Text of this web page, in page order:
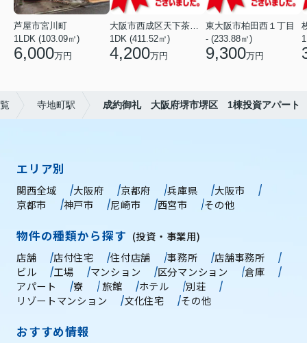
芦屋市宮川町
1LDK (103.09㎡)
6,000万円
大阪市西成区天下茶屋東１丁目
1DK (411.52㎡)
4,200万円
東大阪市柏田西１丁目
- (233.88㎡)
9,300万円
寺地町駅 成約御礼 大阪府堺市堺区 1棟投資アパート
エリア別
関西全域 大阪府 京都府 兵庫県
大阪市
京都市
神戸市 尼崎市 西宮市 その他
物件の種類から探す (投資・事業用)
店舗
店付住宅 住付店舗 事務所
店舗事務所
ビル
工場 マンション 区分マンション
倉庫
アパート
寮 旅館 ホテル
別荘
リゾートマンション
文化住宅 その他
おすすめ情報